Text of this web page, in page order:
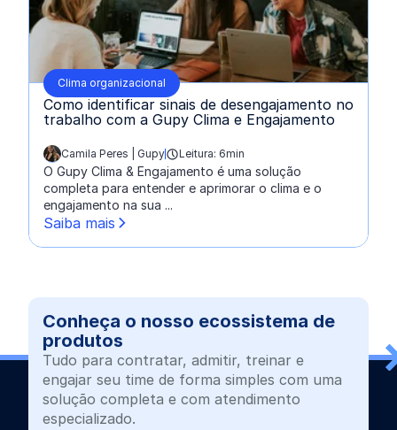
Clima organizacional
Como identificar sinais de desengajamento no
trabalho com a Gupy Clima e Engajamento
escrito por:
Camila Peres | Gupy Leitura: 6min
O Gupy Clima & Engajamento é uma solução
completa para entender e aprimorar o clima e o
engajamento na sua ...
Saiba mais
Conheça o nosso ecossistema de
produtos
Tudo para contratar, admitir, treinar e
engajar seu time de forma simples com uma
solução completa e com atendimento
especializado.